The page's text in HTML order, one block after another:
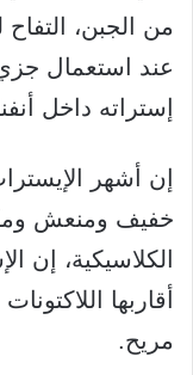
من الجبن،
عند استعمال
إستراته داخل
إن أشهر
خفيف ومنعش
الكلاسيكية، إن
أقاربها
مريح.